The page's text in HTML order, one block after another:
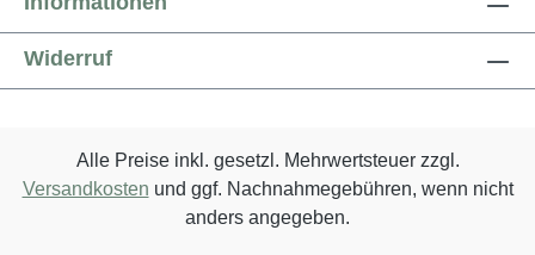
Widerruf
Alle Preise inkl. gesetzl. Mehrwertsteuer zzgl.
Versandkosten und ggf. Nachnahmegebühren, wenn nicht
anders angegeben.